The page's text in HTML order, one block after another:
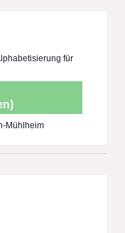
für
Mühlheim